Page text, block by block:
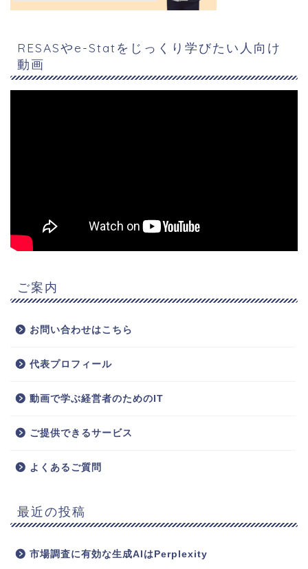
RESASやe-Statをじっくり学びたい人向け
動画
ご案内
お問い合わせはこちら
代表プロフィール
動画で学ぶ経営者のためのIT
ご提供できるサービス
よくあるご質問
最近の投稿
市場調査に有効な生成AIはPerplexity